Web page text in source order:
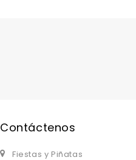
Contáctenos
Fiestas y Piñatas